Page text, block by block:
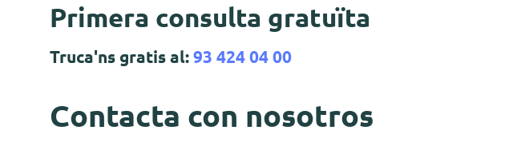
Primera consulta gratuïta
Truca'ns gratis al:93 424 04 00
Contacta con nosotros